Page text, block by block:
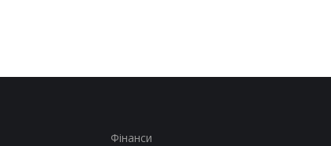
Фінанси